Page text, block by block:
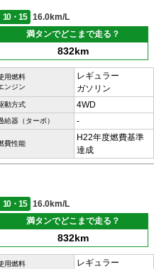
10・15
16.0km/L
満タンでどこまで走る？
832km
用燃料
ンジン
レギュラー
ガソリン
動方式 4WD
給器（ターボ） -
費性能
H22年度燃費基準
達成
10・15
16.0km/L
満タンでどこまで走る？
832km
用燃料
レギュラー